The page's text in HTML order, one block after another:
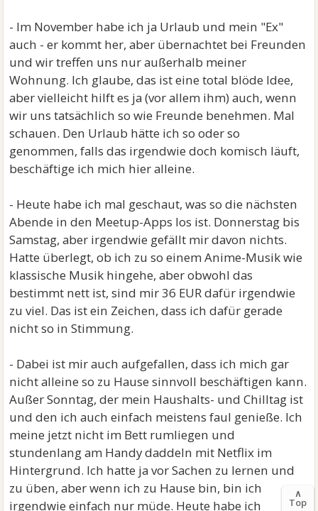
- Im November habe ich ja Urlaub und mein "Ex"
auch - er kommt her, aber übernachtet bei Freunden
und wir treffen uns nur außerhalb meiner
Wohnung. Ich glaube, das ist eine total blöde Idee,
aber vielleicht hilft es ja (vor allem ihm) auch, wenn
wir uns tatsächlich so wie Freunde benehmen. Mal
schauen. Den Urlaub hätte ich so oder so
genommen, falls das irgendwie doch komisch läuft,
beschäftige ich mich hier alleine.
- Heute habe ich mal geschaut, was so die nächsten
Abende in den Meetup-Apps los ist. Donnerstag bis
Samstag, aber irgendwie gefällt mir davon nichts.
Hatte überlegt, ob ich zu so einem Anime-Musik wie
klassische Musik hingehe, aber obwohl das
bestimmt nett ist, sind mir 36 EUR dafür irgendwie
zu viel. Das ist ein Zeichen, dass ich dafür gerade
nicht so in Stimmung.
- Dabei ist mir auch aufgefallen, dass ich mich gar
nicht alleine so zu Hause sinnvoll beschäftigen kann.
Außer Sonntag, der mein Haushalts- und Chilltag ist
und den ich auch einfach meistens faul genieße. Ich
meine jetzt nicht im Bett rumliegen und
stundenlang am Handy daddeln mit Netflix im
Hintergrund. Ich hatte ja vor Sachen zu lernen und
zu üben, aber wenn ich zu Hause bin, bin ich
irgendwie einfach nur müde. Heute habe ich
∧
Top